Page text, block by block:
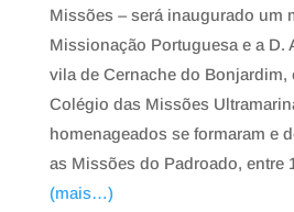
Missões – será inaugurado um
Missionação Portuguesa e a D.
vila de Cernache do Bonjardim,
Colégio das Missões
homenageados se formaram e
as Missões do Padroado, entre
(mais…)